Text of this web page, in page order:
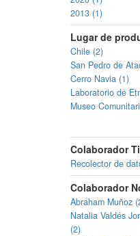
2013 (1)
Lugar de
Chile (2)
San Pedro de
Cerro Navia (1)
Laboratorio de
Museo
Colaborador
Recolector de
Colaborador
Abraham Muñoz
Natalia Valdés
(2)